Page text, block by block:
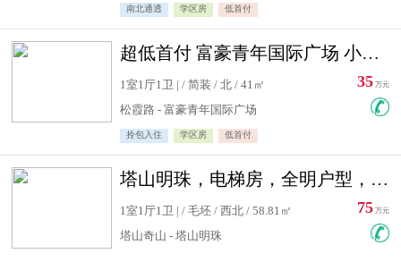
南北通透 学区房 低首付
超低首付 富豪青年国际广场 小高层住宅急售
1室1厅1卫 | / 简装 / 北 / 41㎡
松霞路 - 富豪青年国际广场
拎包入住 学区房 低首付
35 万元
塔山明珠，电梯房，全明户型，视野好，毛坯房，看房有钥匙
1室1厅1卫 | / 毛坯 / 西北 / 58.81㎡
塔山奇山 - 塔山明珠
75 万元